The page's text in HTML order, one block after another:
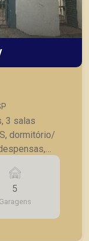
3 salas
dormitório/
piscina,
5
Garagens